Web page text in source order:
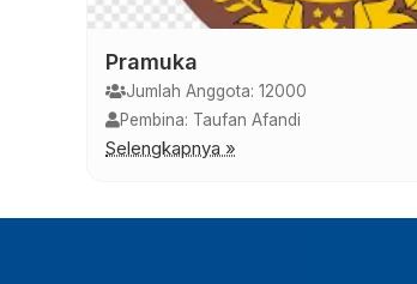
Pramuka
Jumlah Anggota: 12000
Pembina: Taufan Afandi
Selengkapnya »